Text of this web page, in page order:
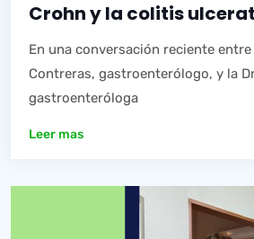
Crohn y la colitis
En una conversación reciente entre
Contreras, gastroenterólogo, y la
gastroenteróloga
Leer mas